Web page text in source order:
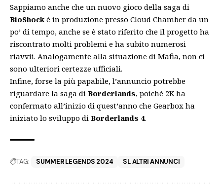
Sappiamo anche che un nuovo gioco della saga di
BioShock è in produzione presso Cloud Chamber da un
po’ di tempo, anche se è stato riferito che il progetto ha
riscontrato molti problemi e ha subito numerosi
riavvii. Analogamente alla situazione di Mafia, non ci
sono ulteriori certezze ufficiali.
Infine, forse la più papabile, l’annuncio potrebbe
riguardare la saga di Borderlands, poiché 2K ha
confermato all’inizio di quest’anno che Gearbox ha
iniziato lo sviluppo di Borderlands 4.
TAG: SUMMER LEGENDS 2024 SL ALTRI ANNUNCI